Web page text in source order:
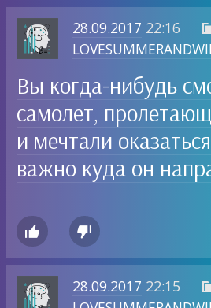
28.09.2017 22:16
Вы когда-нибудь
самолет,
и мечтали
важно куда он
 
28.09.2017 22:15